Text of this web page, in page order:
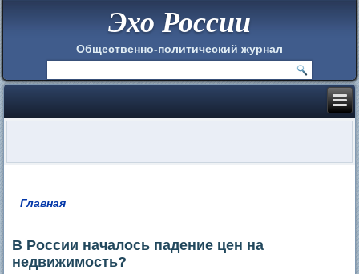
Эхо России
Общественно-политический журнал
Главная
В России началось падение цен на
недвижимость?